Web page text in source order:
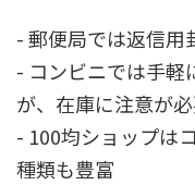
- 郵便局では返信用
- コンビニでは手軽
が、在庫に注意が
- 100均ショップは
種類も豊富